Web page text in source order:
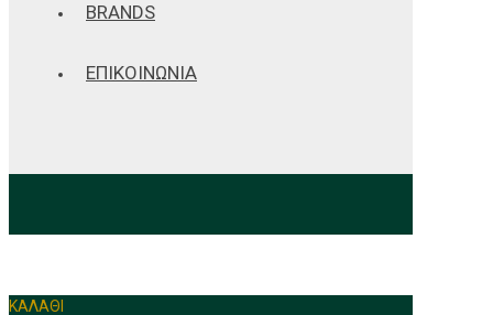
BRANDS
ΕΠΙΚΟΙΝΩΝΙΑ
ΚΑΛΑΘΙ